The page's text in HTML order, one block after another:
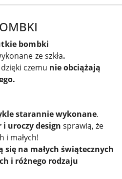
bombki
ze szkła.
dzięki czemu nie obciążają
starannie wykonane.
uroczy design sprawią, że
i małych!
się na małych świątecznych
i różnego rodzaju